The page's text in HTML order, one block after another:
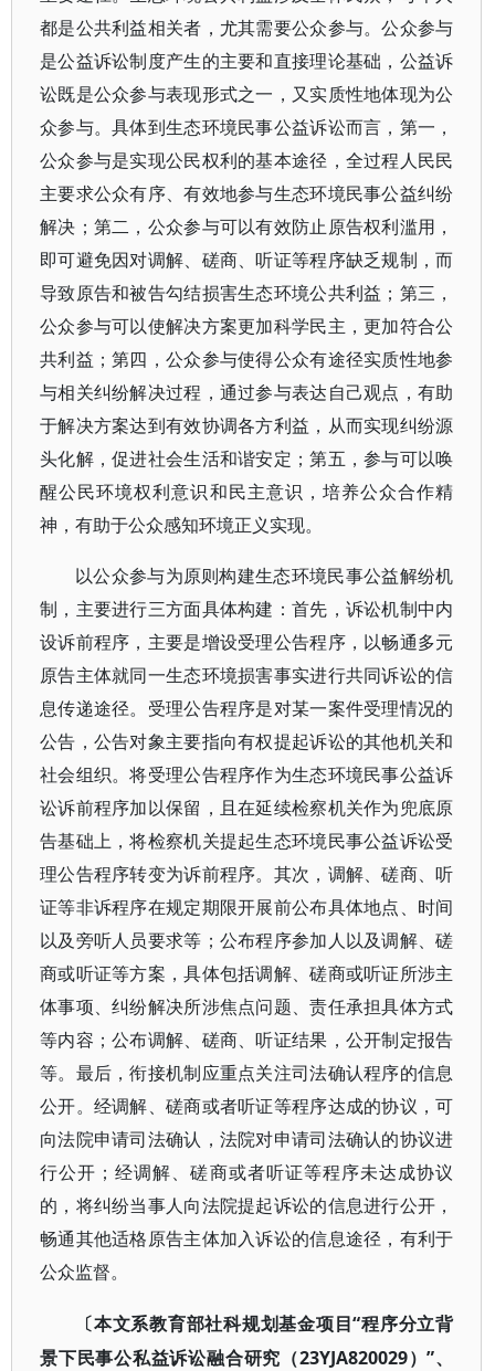
都是公共利益相关者，尤其需要公众参与。公众参与
是公益诉讼制度产生的主要和直接理论基础，公益诉
讼既是公众参与表现形式之一，又实质性地体现为公
众参与。具体到生态环境民事公益诉讼而言，第一，
公众参与是实现公民权利的基本途径，全过程人民民
主要求公众有序、有效地参与生态环境民事公益纠纷
解决；第二，公众参与可以有效防止原告权利滥用，
即可避免因对调解、磋商、听证等程序缺乏规制，而
导致原告和被告勾结损害生态环境公共利益；第三，
公众参与可以使解决方案更加科学民主，更加符合公
共利益；第四，公众参与使得公众有途径实质性地参
与相关纠纷解决过程，通过参与表达自己观点，有助
于解决方案达到有效协调各方利益，从而实现纠纷源
头化解，促进社会生活和谐安定；第五，参与可以唤
醒公民环境权利意识和民主意识，培养公众合作精
神，有助于公众感知环境正义实现。
以公众参与为原则构建生态环境民事公益解纷机
制，主要进行三方面具体构建：首先，诉讼机制中内
设诉前程序，主要是增设受理公告程序，以畅通多元
原告主体就同一生态环境损害事实进行共同诉讼的信
息传递途径。受理公告程序是对某一案件受理情况的
公告，公告对象主要指向有权提起诉讼的其他机关和
社会组织。将受理公告程序作为生态环境民事公益诉
讼诉前程序加以保留，且在延续检察机关作为兜底原
告基础上，将检察机关提起生态环境民事公益诉讼受
理公告程序转变为诉前程序。其次，调解、磋商、听
证等非诉程序在规定期限开展前公布具体地点、时间
以及旁听人员要求等；公布程序参加人以及调解、磋
商或听证等方案，具体包括调解、磋商或听证所涉主
体事项、纠纷解决所涉焦点问题、责任承担具体方式
等内容；公布调解、磋商、听证结果，公开制定报告
等。最后，衔接机制应重点关注司法确认程序的信息
公开。经调解、磋商或者听证等程序达成的协议，可
向法院申请司法确认，法院对申请司法确认的协议进
行公开；经调解、磋商或者听证等程序未达成协议
的，将纠纷当事人向法院提起诉讼的信息进行公开，
畅通其他适格原告主体加入诉讼的信息途径，有利于
公众监督。
〔本文系教育部社科规划基金项目“程序分立背
景下民事公私益诉讼融合研究（23YJA820029）”、